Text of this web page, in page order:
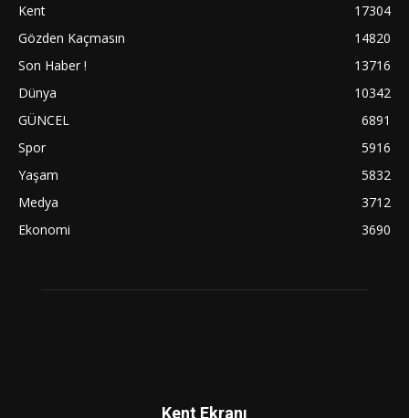
Kent
17304
Gözden Kaçmasın
14820
Son Haber !
13716
Dünya
10342
GÜNCEL
6891
Spor
5916
Yaşam
5832
Medya
3712
Ekonomi
3690
Kent Ekranı